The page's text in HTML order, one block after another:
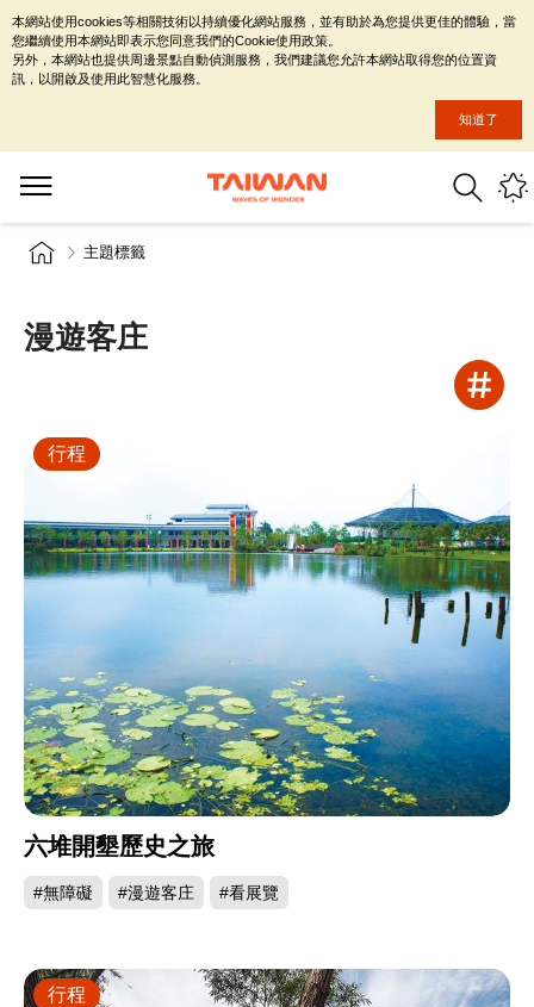
主題標籤
漫遊客庄
六堆開墾歷史之旅
#無障礙 #漫遊客庄 #看展覽
行程
行程
本網站使用cookies等相關技術以持續優化網站服務，並有助於為您提供更佳的體驗，當
您繼續使用本網站即表示您同意我們的Cookie使用政策。
另外，本網站也提供周邊景點自動偵測服務，我們建議您允許本網站取得您的位置資
訊，以開啟及使用此智慧化服務。
知道了